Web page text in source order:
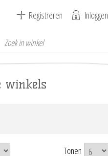
Registreren Inloggen
winkels
Tonen